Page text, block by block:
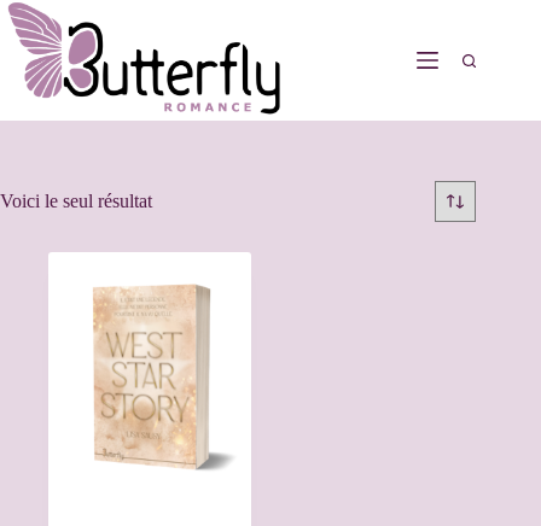
Voici le seul résultat